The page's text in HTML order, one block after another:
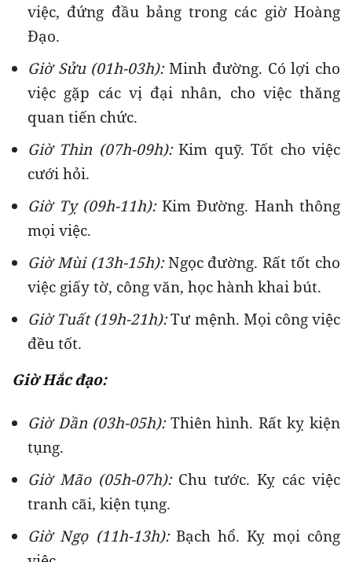
việc, đứng đầu bảng trong các giờ Hoàng
Đạo.
Giờ Sửu (01h-03h):Minh đường. Có lợi cho
việc gặp các vị đại nhân, cho việc thăng
quan tiến chức.
Giờ Thìn (07h-09h):Kim quỹ. Tốt cho việc
cưới hỏi.
Giờ Tỵ (09h-11h):Kim Đường. Hanh thông
mọi việc.
Giờ Mùi (13h-15h):Ngọc đường. Rất tốt cho
việc giấy tờ, công văn, học hành khai bút.
Giờ Tuất (19h-21h):Tư mệnh. Mọi công việc
đều tốt.
Giờ Hắc đạo:
Giờ Dần (03h-05h):Thiên hình. Rất kỵ kiện
tụng.
Giờ Mão (05h-07h):Chu tước. Kỵ các việc
tranh cãi, kiện tụng.
Giờ Ngọ (11h-13h):Bạch hổ. Kỵ mọi công